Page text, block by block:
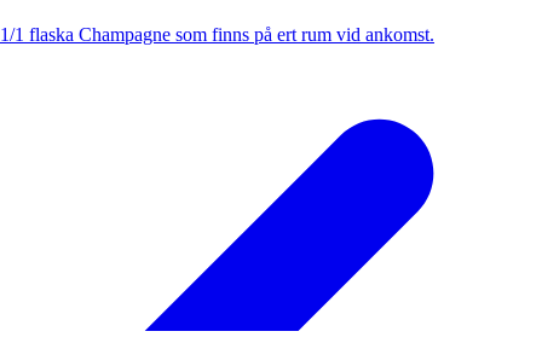
1/1 flaska Champagne som finns på ert rum vid ankomst.